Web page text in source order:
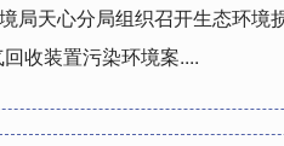
局天心分局组织召开生态环境
收装置污染环境案....